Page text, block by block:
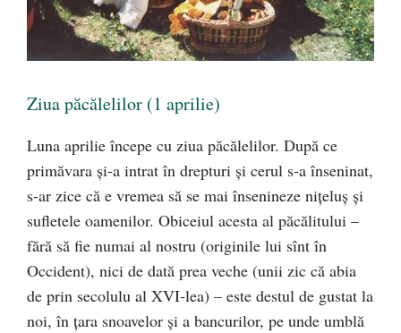
Ziua păcălelilor (1 aprilie)
Luna aprilie începe cu ziua păcălelilor. După ce
primăvara şi-a intrat în drepturi şi cerul s-a înseninat,
s-ar zice că e vremea să se mai însenineze niţeluş şi
sufletele oamenilor. Obiceiul acesta al păcălitului –
fără să fie numai al nostru (originile lui sînt în
Occident), nici de dată prea veche (unii zic că abia
de prin secolulu al XVI-lea) – este destul de gustat la
noi, în ţara snoavelor şi a bancurilor, pe unde umblă